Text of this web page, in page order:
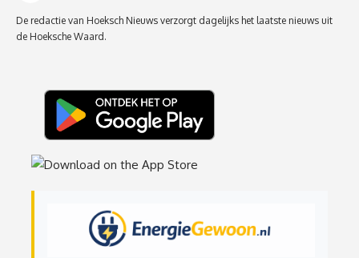
De redactie van Hoeksch Nieuws verzorgt dagelijks het laatste nieuws uit
de Hoeksche Waard.